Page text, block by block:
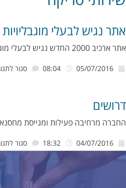
אתר נגיש לבעלי מוגבליויות
אתר ארכיב 2000 החדש נגיש לבעלי מוגבליויות – האינטרנט מהווה כיום את המאגר הגדול ביותר לחופש המידע עבור ...
סגור
דרושים
החברה מרחיבה פעילות ומגייסת
סגור